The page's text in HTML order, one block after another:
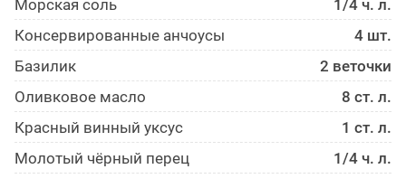
Морская соль
1/4 ч. л.
Консервированные анчоусы
4 шт.
Базилик
2 веточки
Оливковое масло
8 ст. л.
Красный винный уксус
1 ст. л.
Молотый чёрный перец
1/4 ч. л.